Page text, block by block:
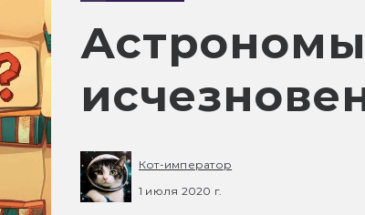
Астрономы
Кот-император
1 июля 2020 г.